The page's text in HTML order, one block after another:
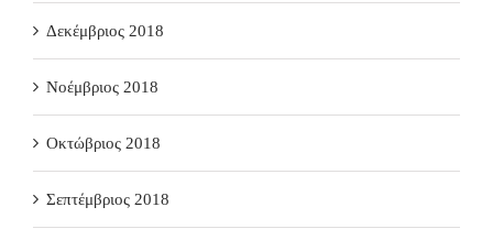
Δεκέμβριος 2018
Νοέμβριος 2018
Οκτώβριος 2018
Σεπτέμβριος 2018